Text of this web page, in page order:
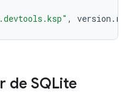
, version .
de SQLite